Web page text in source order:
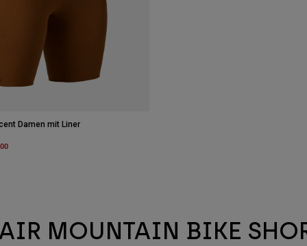
Damen mit Liner
MOUNTAIN BIKE